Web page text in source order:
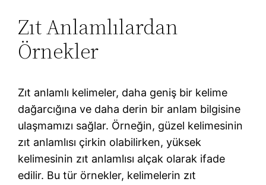
Zıt Anlamlılardan
Örnekler
Zıt anlamlı kelimeler, daha geniş bir kelime
dağarcığına ve daha derin bir anlam bilgisine
ulaşmamızı sağlar. Örneğin, güzel kelimesinin
zıt anlamlısı çirkin olabilirken, yüksek
kelimesinin zıt anlamlısı alçak olarak ifade
edilir. Bu tür örnekler, kelimelerin zıt